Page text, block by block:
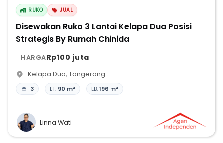
RUKO JUAL
Disewakan Ruko 3 Lantai Kelapa Dua Posisi
Strategis By Rumah Chinida
HARGARp100 juta
Kelapa Dua, Tangerang
3 LT: 90 m² LB:196 m²
Linna Wati